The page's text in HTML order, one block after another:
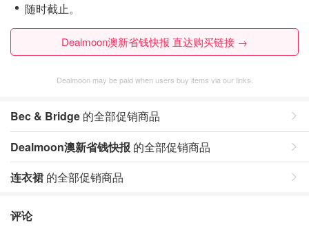
随时截止。
Dealmoon澳新省钱快报 直达购买链接 →
Dealmoon may be paid when users buy items via our links.
Bec & Bridge 的全部促销商品
Dealmoon澳新省钱快报 的全部促销商品
连衣裙 的全部促销商品
评论